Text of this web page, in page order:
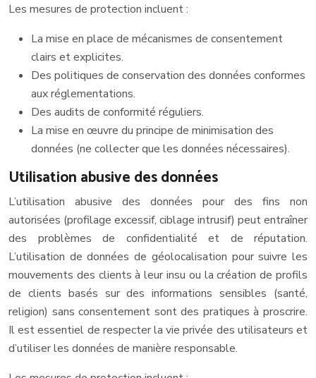
Les mesures de protection incluent :
La mise en place de mécanismes de consentement
clairs et explicites.
Des politiques de conservation des données conformes
aux réglementations.
Des audits de conformité réguliers.
La mise en œuvre du principe de minimisation des
données (ne collecter que les données nécessaires).
Utilisation abusive des données
L’utilisation abusive des données pour des fins non
autorisées (profilage excessif, ciblage intrusif) peut entraîner
des problèmes de confidentialité et de réputation.
L’utilisation de données de géolocalisation pour suivre les
mouvements des clients à leur insu ou la création de profils
de clients basés sur des informations sensibles (santé,
religion) sans consentement sont des pratiques à proscrire.
Il est essentiel de respecter la vie privée des utilisateurs et
d’utiliser les données de manière responsable.